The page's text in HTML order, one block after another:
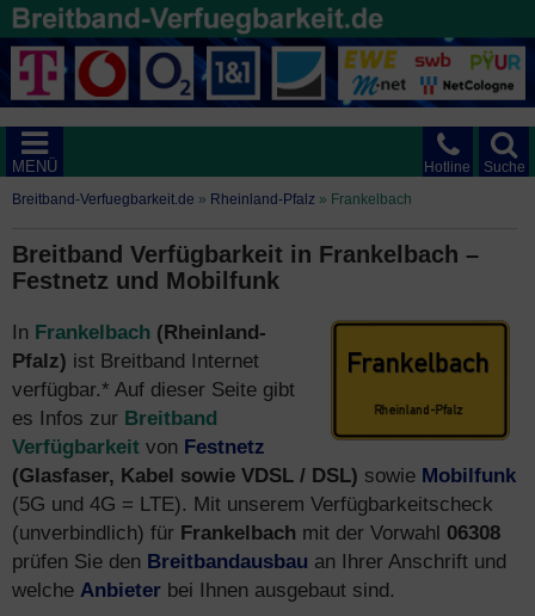
Suche
Hotline
MENÜ
Breitband-Verfuegbarkeit.de » Rheinland-Pfalz » Frankelbach
Breitband Verfügbarkeit in Frankelbach –
Festnetz und Mobilfunk
In Frankelbach (Rheinland-
Pfalz) ist Breitband Internet
verfügbar.* Auf dieser Seite gibt
es Infos zur Breitband
Verfügbarkeit von Festnetz
(Glasfaser, Kabel sowie VDSL / DSL) sowie Mobilfunk
(5G und 4G = LTE). Mit unserem Verfügbarkeitscheck
(unverbindlich) für Frankelbach mit der Vorwahl 06308
prüfen Sie den Breitbandausbau an Ihrer Anschrift und
welche Anbieter bei Ihnen ausgebaut sind.